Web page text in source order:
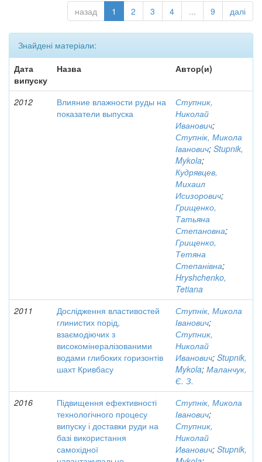
назад 1 2 3 4 ... 9 далі
Знайдені матеріали:
Дата
випуску
Назва Автор(и)
2012
Влияние влажности руды на
показатели выпуска
Ступник,
Николай
Иванович;
Ступнік, Микола
Іванович; Stupnik,
Mykola;
Кудрявцев,
Михаил
Исизорович;
Грищенко,
Татьяна
Степановна;
Грищенко,
Тетяна
Степанівна;
Hryshchenko,
Tetiana
2011
Дослідження властивостей
глинистих порід,
взаємодіючих з
високомінералізованими
водами глибоких горизонтів
шахт Кривбасу
Ступнік, Микола
Іванович;
Ступник,
Николай
Иванович; Stupnik,
Mykola; Маланчук,
Є. З.
2016
Підвищення ефективності
технологічного процесу
випуску і доставки руди на
базі використання
самохідної
Ступнік, Микола
Іванович;
Ступник,
Николай
Иванович; Stupnik,